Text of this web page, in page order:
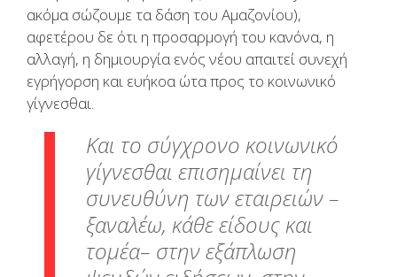
ακόμα σώζουμε τα δάση του Αμαζονίου),
αφετέρου δε ότι η προσαρμογή του κανόνα, η
αλλαγή, η δημιουργία ενός νέου απαιτεί συνεχή
εγρήγορση και ευήκοα ώτα προς το κοινωνικό
γίγνεσθαι.
Και το σύγχρονο κοινωνικό
γίγνεσθαι επισημαίνει τη
συνευθύνη των εταιρειών –
ξαναλέω, κάθε είδους και
τομέα– στην εξάπλωση